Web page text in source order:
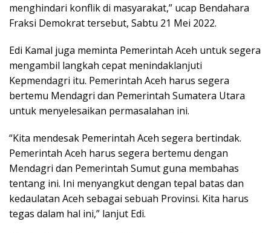
menghindari konflik di masyarakat,” ucap Bendahara
Fraksi Demokrat tersebut, Sabtu 21 Mei 2022.
Edi Kamal juga meminta Pemerintah Aceh untuk segera
mengambil langkah cepat menindaklanjuti
Kepmendagri itu. Pemerintah Aceh harus segera
bertemu Mendagri dan Pemerintah Sumatera Utara
untuk menyelesaikan permasalahan ini.
“Kita mendesak Pemerintah Aceh segera bertindak.
Pemerintah Aceh harus segera bertemu dengan
Mendagri dan Pemerintah Sumut guna membahas
tentang ini. Ini menyangkut dengan tepal batas dan
kedaulatan Aceh sebagai sebuah Provinsi. Kita harus
tegas dalam hal ini,” lanjut Edi.